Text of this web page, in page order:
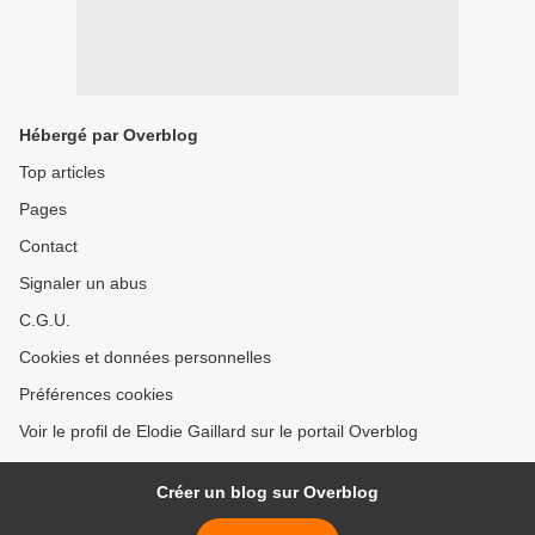
Hébergé par Overblog
Top articles
Pages
Contact
Signaler un abus
C.G.U.
Cookies et données personnelles
Préférences cookies
Voir le profil de Elodie Gaillard sur le portail Overblog
Créer un blog sur Overblog